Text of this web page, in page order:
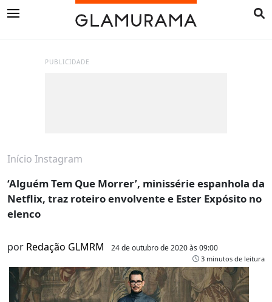
PUBLICIDADE
Início Instagram
‘Alguém Tem Que Morrer’, minissérie espanhola da
Netflix, traz roteiro envolvente e Ester Expósito no
elenco
por Redação GLMRM 24 de outubro de 2020 às 09:00
3 minutos de leitura